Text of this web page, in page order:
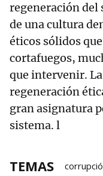
regeneración del
de una cultura
éticos sólidos
cortafuegos,
que intervenir.
regeneración
gran asignatura
sistema. l
TEMAS